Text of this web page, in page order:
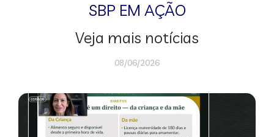
SBP EM AÇÃO
Veja mais notícias
08/06/2026